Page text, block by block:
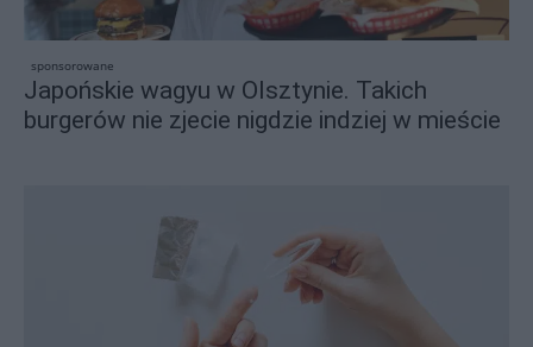
sponsorowane
Japońskie wagyu w Olsztynie. Takich
burgerów nie zjecie nigdzie indziej w mieście